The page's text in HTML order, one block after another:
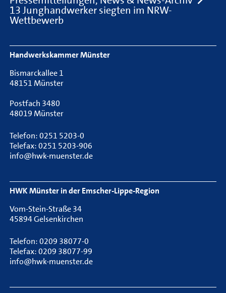
13 Junghandwerker siegten im NRW-
Wettbewerb
Footer Navigation
Handwerkskammer Münster
Bismarckallee 1
48151 Münster
Postfach 3480
48019 Münster
Telefon: 0251 5203-0
Telefax: 0251 5203-906
info@hwk-muenster.de
HWK Münster in der Emscher-Lippe-Region
Vom-Stein-Straße 34
45894 Gelsenkirchen
Telefon: 0209 38077-0
Telefax: 0209 38077-99
info@hwk-muenster.de